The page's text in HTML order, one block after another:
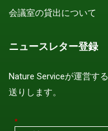
会議室の貸出について
ニュースレター登録
Nature Serviceが運営す
送りします。
*